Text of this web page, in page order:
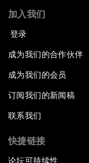
加入我们
登录
成为我们的合作伙伴
成为我们的会员
订阅我们的新闻稿
联系我们
快捷链接
论坛可持续性